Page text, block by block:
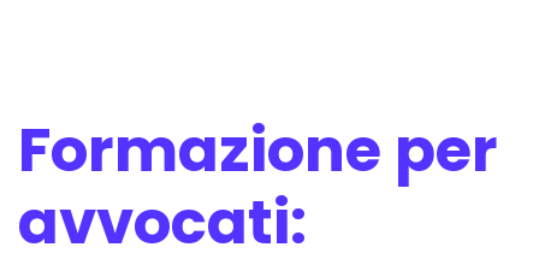
Formazione per
avvocati: